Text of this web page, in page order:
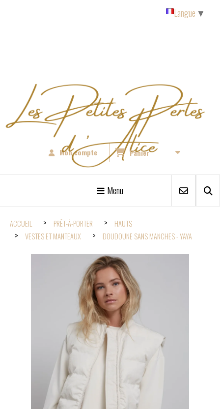
Mon compte Panier
Menu
ACCUEIL PRÊT-À-PORTER
HAUTS
VESTES ET MANTEAUX
DOUDOUNE SANS MANCHES - YAYA
Langue ▼